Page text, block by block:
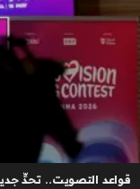
قواعد التصويت.. تحدٍّ